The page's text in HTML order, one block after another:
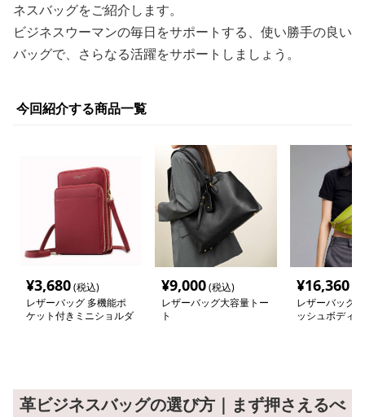
ネスバッグをご紹介します。
ビジネスウーマンの毎日をサポートする、使い勝手の良い
バッグで、さらなる活躍をサポートしましょう。
今回紹介する商品一覧
¥3,680(税込)
レザーバッグ 多機能ポ
ケット付きミニショルダ
¥9,000(税込)
レザーバッグ大容量トー
ト
¥16,360
レザーバッグ
ッシュボディ
革ビジネスバッグの選び方｜まず押さえるべ